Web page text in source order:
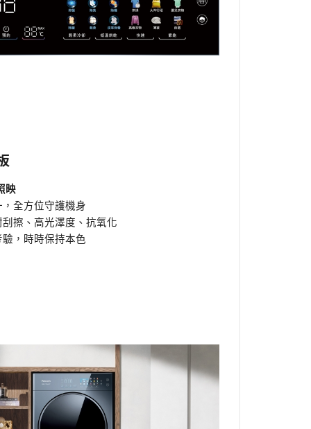
映
全方位守護機身
擦、高光澤度、抗氧化
，時時保持本色